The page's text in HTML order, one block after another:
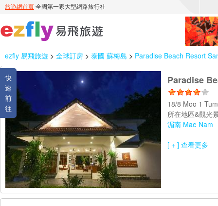
ezfly 易飛旅遊 > 全球訂房 > 泰國 蘇梅島 > Paradise Beach Resort
快
速
前
往
Paradise
18/8 Moo 1
所在地區&觀光
湄南 Mae Nam
[ + ] 查看更多